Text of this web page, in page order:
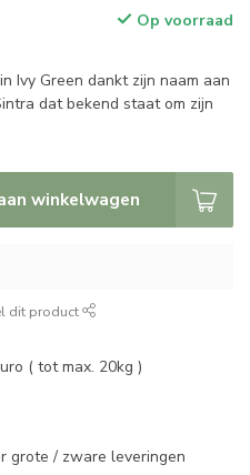
Op voorraad
Ivy Green dankt zijn naam aan
dat bekend staat om zijn
winkelwagen
dit product
( tot max. 20kg )
grote / zware leveringen